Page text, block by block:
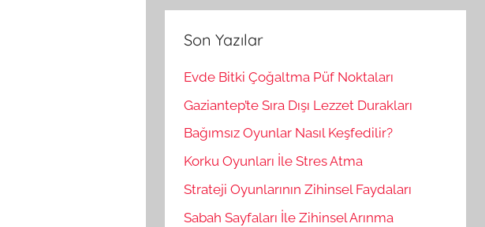
m
a
Son Yazılar
Evde Bitki Çoğaltma Püf Noktaları
Gaziantep’te Sıra Dışı Lezzet Durakları
Bağımsız Oyunlar Nasıl Keşfedilir?
Korku Oyunları İle Stres Atma
Strateji Oyunlarının Zihinsel Faydaları
Sabah Sayfaları İle Zihinsel Arınma